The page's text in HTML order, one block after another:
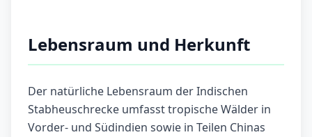
Lebensraum und Herkunft
Der natürliche Lebensraum der Indischen
Stabheuschrecke umfasst tropische Wälder in
Vorder- und Südindien sowie in Teilen Chinas